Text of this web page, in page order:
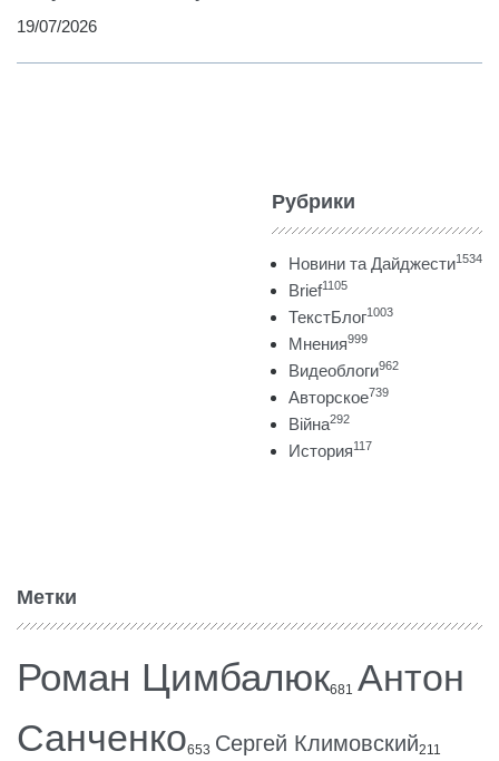
19/07/2026
Рубрики
Новини та Дайджести1534
Brief1105
ТекстБлог1003
Мнения999
Видеоблоги962
Авторское739
Війна292
История117
Метки
Роман Цимбалюк681 Антон
Санченко653 Сергей Климовский211